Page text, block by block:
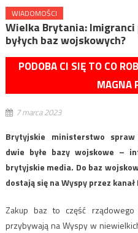
WIADOMOŚCI
Wielka Brytania:
byłych baz wojskowych?
PODOBA CI SIĘ TO CO
MAGNA
7 marca 2023
Brytyjskie ministerstwo
dwie byłe bazy wojskowe –
brytyjskie media. Do baz
dostają się na Wyspy przez kanał
Zakup baz to część
przybywają na Wyspy w